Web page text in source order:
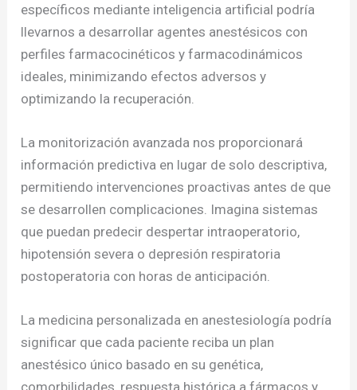
específicos mediante inteligencia artificial podría
llevarnos a desarrollar agentes anestésicos con
perfiles farmacocinéticos y farmacodinámicos
ideales, minimizando efectos adversos y
optimizando la recuperación.
La monitorización avanzada nos proporcionará
información predictiva en lugar de solo descriptiva,
permitiendo intervenciones proactivas antes de que
se desarrollen complicaciones. Imagina sistemas
que puedan predecir despertar intraoperatorio,
hipotensión severa o depresión respiratoria
postoperatoria con horas de anticipación.
La medicina personalizada en anestesiología podría
significar que cada paciente reciba un plan
anestésico único basado en su genética,